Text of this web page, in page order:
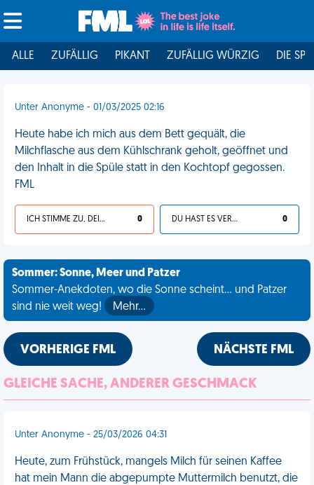
ALLE ZUFÄLLIG PIKANT ZUFÄLLIG WÜRZIG DIE
Unter Anonyme - 01/03/2025 02:16
Heute habe ich mich aus dem Bett gequält, die
Milchflasche aus dem Kühlschrank geholt, geöffnet und
den Inhalt in die Spüle statt in den Kochtopf gegossen.
FML
ICH STIMME ZU, DEIN LEBEN IST SCHEISSE 0 DU HAST ES VERDIENT 0
Sommer: Sonne, Meer und Patzer
Sommer-Anekdoten, wo die Sonne scheint... und Patzer
sind nie weit weg!
Mehr…
VORHERIGE FML NÄCHSTE FML
GLEICHE SACHE, ANDERER GESCHMACK
Unter Anonyme - 25/03/2026 04:31
Heute, zum Frühstück, mangels Milch für seinen Kaffee
hat mein Mann die abgepumpte Muttermilch benutzt, die